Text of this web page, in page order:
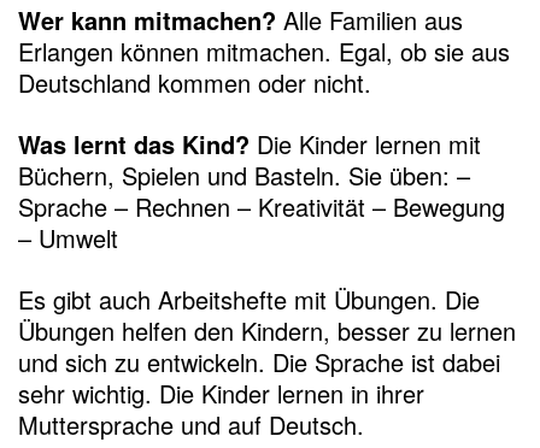
Wer kann mitmachen? Alle Familien aus
Erlangen können mitmachen. Egal, ob sie aus
Deutschland kommen oder nicht.
Was lernt das Kind? Die Kinder lernen mit
Büchern, Spielen und Basteln. Sie üben: –
Sprache – Rechnen – Kreativität – Bewegung
– Umwelt
Es gibt auch Arbeitshefte mit Übungen. Die
Übungen helfen den Kindern, besser zu lernen
und sich zu entwickeln. Die Sprache ist dabei
sehr wichtig. Die Kinder lernen in ihrer
Muttersprache und auf Deutsch.